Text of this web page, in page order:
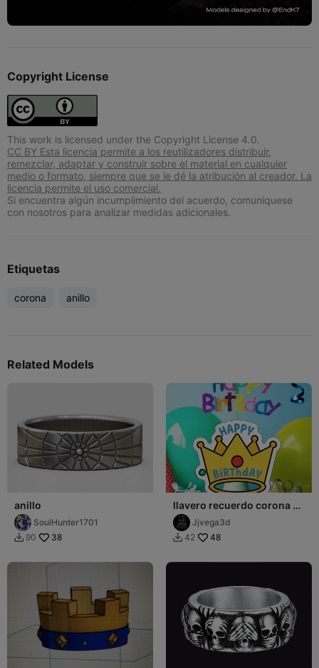
Copyright License
This work is licensed under the Copyright License 4.0.
CC BY Esta licencia permite a los reutilizadores distribuir,
remezclar, adaptar y construir sobre el material en cualquier
medio o formato, siempre que se le dé la atribución al creador. La
licencia permite el uso comercial.
Si encuentra algún incumplimiento del acuerdo, comuníquese
con nosotros para analizar medidas adicionales.
Etiquetas
corona anillo
Related Models
anillo
SoulHunter1701
 90 38
llavero recuerdo corona de
feliz cumpleaños
Jjvega3d
 42 48